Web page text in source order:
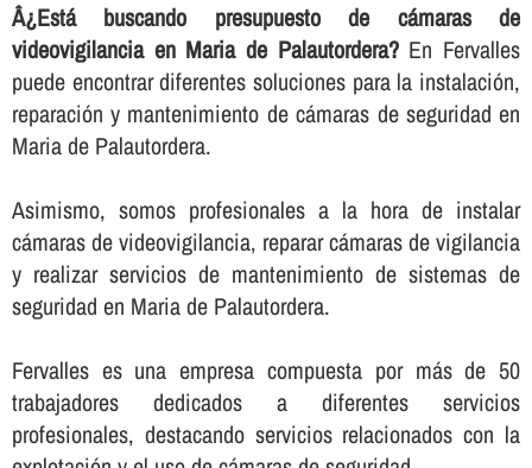
Â¿Está buscando presupuesto de cámaras de
videovigilancia en Maria de Palautordera?En Fervalles
puede encontrar diferentes soluciones para la instalación,
reparación y mantenimiento de cámaras de seguridad en
Maria de Palautordera.
Asimismo, somos profesionales a la hora de instalar
cámaras de videovigilancia, reparar cámaras de vigilancia
y realizar servicios de mantenimiento de sistemas de
seguridad en Maria de Palautordera.
Fervalles es una empresa compuesta por más de 50
trabajadores dedicados a diferentes servicios
profesionales, destacando servicios relacionados con la